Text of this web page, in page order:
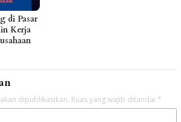
di Pasar
Kerja
dipublikasikan. Ruas yang wajib ditandai *